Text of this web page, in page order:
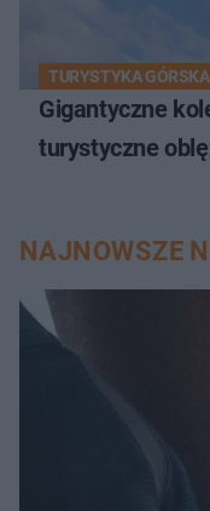
TURYSTYKA GÓRSKA
Gigantyczne
turystyczne
NAJNOWSZE